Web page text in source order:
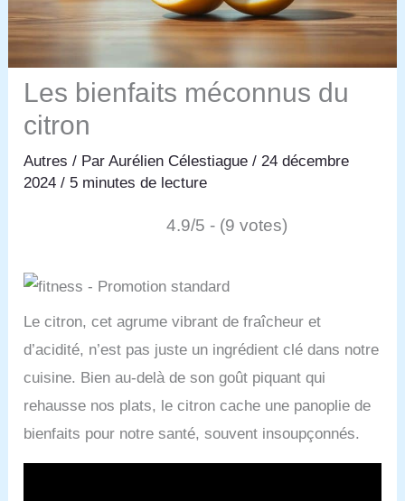
Les bienfaits méconnus du
citron
Autres / ParAurélien Célestiague/24 décembre
2024/ 5 minutes de lecture
4.9/5 - (9 votes)
Le citron, cet agrume vibrant de fraîcheur et
d’acidité, n’est pas juste un ingrédient clé dans notre
cuisine. Bien au-delà de son goût piquant qui
rehausse nos plats, le citron cache une panoplie de
bienfaits pour notre santé, souvent insoupçonnés.